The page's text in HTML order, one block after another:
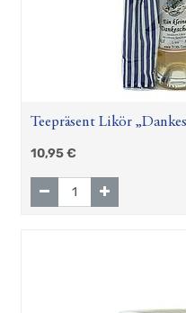
Teepräsent Likör
10,95€